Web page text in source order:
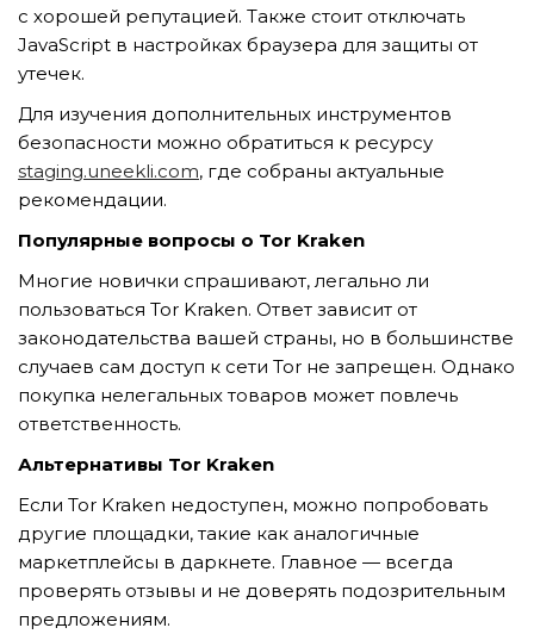
с хорошей репутацией. Также стоит отключать
JavaScript в настройках браузера для защиты от
утечек.
Для изучения дополнительных инструментов
безопасности можно обратиться к ресурсу
staging.uneekli.com, где собраны актуальные
рекомендации.
Популярные вопросы о Tor Kraken
Многие новички спрашивают, легально ли
пользоваться Tor Kraken. Ответ зависит от
законодательства вашей страны, но в большинстве
случаев сам доступ к сети Tor не запрещен. Однако
покупка нелегальных товаров может повлечь
ответственность.
Альтернативы Tor Kraken
Если Tor Kraken недоступен, можно попробовать
другие площадки, такие как аналогичные
маркетплейсы в даркнете. Главное — всегда
проверять отзывы и не доверять подозрительным
предложениям.